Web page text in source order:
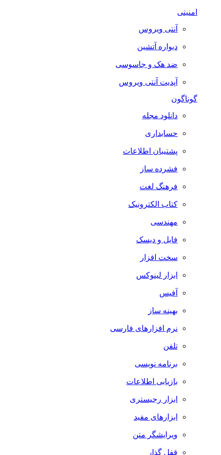
امنیتی
آنتی ویروس
دیواره آتشین
ضد هک و جاسوسی
آپدیت آنتی ویروس
گوناگون
دانلود مجله
حسابداری
پشتیبان اطلاعات
فشرده ساز
فرهنگ لغت
کتاب الکترونیک
مهندسی
فایل و دیسک
سخت افزار
ابزار لینوکس
آفیس
بهینه ساز
نرم افزارهای فارسی
تلفن
برنامه نویسی
بازیابی اطلاعات
ابزار رجیستری
ابزارهای مفید
ویرایشگر متن
قفل گذار